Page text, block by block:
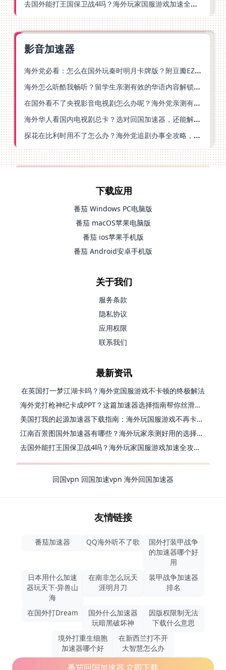
去国外能打王国保卫战4吗？海外玩家国服游戏加速全攻略（附公主连结幻想江湖实测）
影音加速器
海外党必看：怎么在国外玩秦时明月卡牌版？附豆瓣EZCast地区限制破解法
海外怎么听酷我畅听？留学生亲测有效的华语内容解锁指南
在国外看不了央视影音电视剧怎么办呢？海外党亲测有效的回国加速方案
海外华人看国内电视剧总卡？选对回国加速器，还能解决菲律宾打不开反诈中心的问题
探花在比利时用不了怎么办？海外党追剧办事全攻略，选对加速器就够了
番茄回国加速器,立即下载
下载应用
番茄 Windows PC电脑版
番茄 macOS苹果电脑版
番茄 ios苹果手机版
番茄 Android安卓手机版
关于我们
服务条款
隐私协议
应用权限
联系我们
最新资讯
在英国打一梦江湖卡吗？海外党国服游戏不卡顿的终极解法
海外党打枪神纪卡成PPT？这篇加速器选择指南帮你丝滑上分
美国打我的起源加速器下载指南：海外玩国服游戏不再卡的终极方案
江南百景图国外加速器有哪些？海外玩家亲测好用的选择与避坑指南
去国外能打王国保卫战4吗？海外玩家国服游戏加速全攻略（附公主连结幻想江湖实测）
回国vpn 回国加速vpn 海外回国加速器
友情链接
番茄加速器 QQ海外听不了歌
国外打装甲战争
的加速器哪个好
用
日本用什么加速
器玩天下-异兽山
海
在南非怎么玩天
涯明月刀
装甲战争加速器
排名
在国外打Dream
国外什么加速器
玩暗黑破坏神
因版权限制无法
下载什么意思
境外打重生细胞
加速器哪个好
在新西兰打不开
大智慧怎么办